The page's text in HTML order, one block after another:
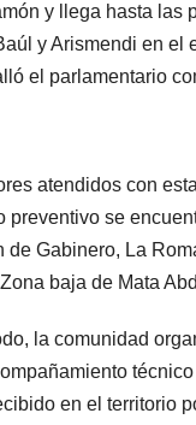
y llega hasta las
y Arismendi en el
el parlamentario
atendidos con
preventivo se
de Gabinero, La
baja de Mata
la comunidad
en el territorio